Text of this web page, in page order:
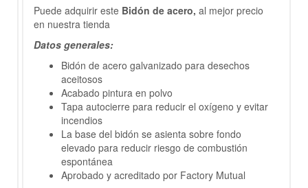
Puede adquirir este Bidón de acero, al mejor precio
en nuestra tienda
Datos generales:
Bidón de acero galvanizado para desechos
aceitosos
Acabado pintura en polvo
Tapa autocierre para reducir el oxígeno y evitar
incendios
La base del bidón se asienta sobre fondo
elevado para reducir riesgo de combustión
espontánea
Aprobado y acreditado por Factory Mutual